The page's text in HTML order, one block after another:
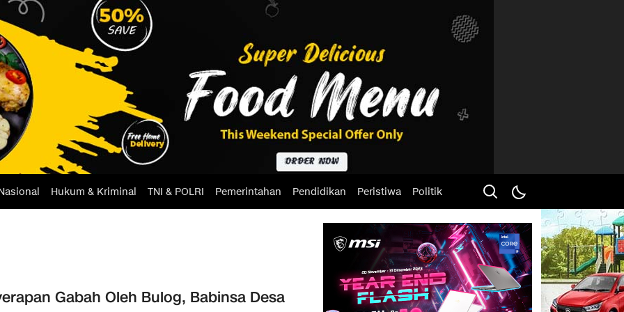
Hukum & Kriminal TNI & POLRI Pemerintahan Pendidikan Peristiwa Politik
Gabah Oleh Bulog, Babinsa Desa